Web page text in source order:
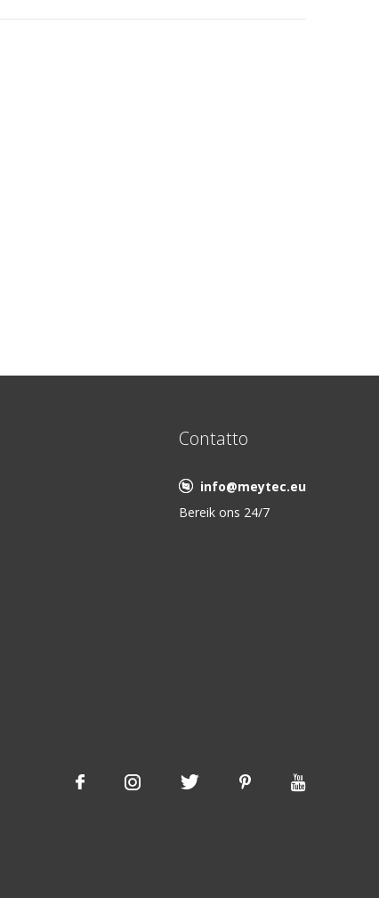
Contatto
info@meytec.eu
Bereik ons 24/7